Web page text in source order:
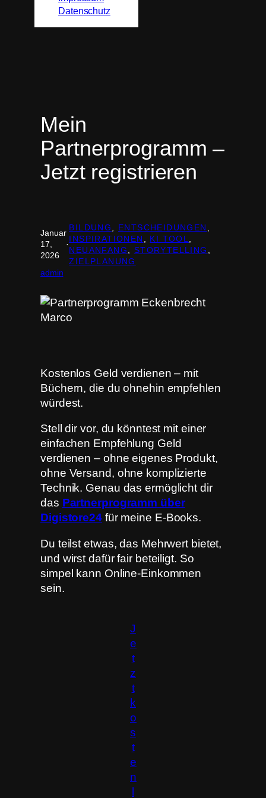
Datenschutz
Mein
Partnerprogramm –
Jetzt registrieren
Januar
17,
2026
·
BILDUNG ENTSCHEIDUNGEN
INSPIRATIONEN
KI TOOL
NEUANFANG
STORYTELLING
ZIELPLANUNG
admin
Kostenlos Geld verdienen – mit
Büchern, die du ohnehin empfehlen
würdest.
Stell dir vor, du könntest mit einer
einfachen Empfehlung Geld
verdienen – ohne eigenes Produkt,
ohne Versand, ohne komplizierte
Technik. Genau das ermöglicht dir
das Partnerprogramm über
Digistore24für meine E-Books.
Du teilst etwas, das Mehrwert bietet,
und wirst dafür fair beteiligt. So
simpel kann Online-Einkommen
sein.
J
e
t
z
t
k
o
s
t
e
n